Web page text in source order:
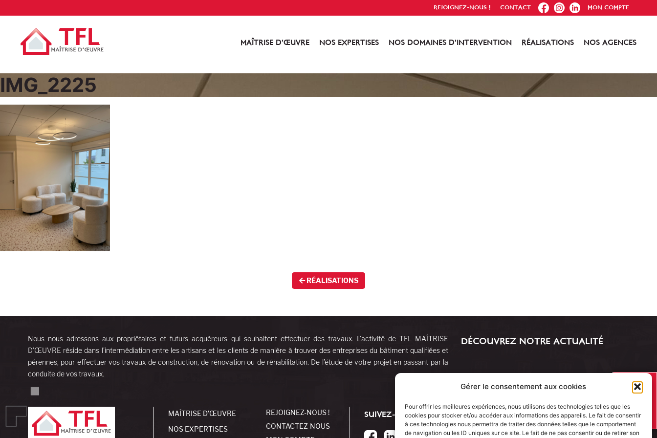
Gérer le consentement aux cookies
Pour offrir les meilleures expériences, nous utilisons des technologies telles que les
cookies pour stocker et/ou accéder aux informations des appareils. Le fait de consentir
à ces technologies nous permettra de traiter des données telles que le comportement
de navigation ou les ID uniques sur ce site. Le fait de ne pas consentir ou de retirer son
REJOIGNEZ-NOUS ! CONTACT FB IG IN MON COMPTE
MAÎTRISE D’ŒUVRE NOS EXPERTISES NOS DOMAINES D’INTERVENTION RÉALISATIONS NOS AGENCES
IMG_2225
RÉALISATIONS
Nous nous adressons aux propriétaires et futurs acquéreurs qui souhaitent effectuer des travaux. L’activité de TFL MAÎTRISE
D’ŒUVRE réside dans l’intermédiation entre les artisans et les clients de manière à trouver des entreprises du bâtiment qualifiées et
pérennes, pour effectuer vos travaux de construction, de rénovation ou de réhabilitation. De l’étude de votre projet en passant par la
conduite de vos travaux.
MAÎTRISE D’ŒUVRE
NOS EXPERTISES
REJOIGNEZ-NOUS !
CONTACTEZ-NOUS
SUIVEZ-NOUS !
DÉCOUVREZ NOTRE ACTUALITÉ
J’AI UN
PROJET